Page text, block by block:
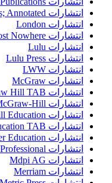
انتشارات Llewellyn Publications; Annotated
انتشارات London
انتشارات Lost Nowhere
انتشارات Lulu
انتشارات Lulu Press
انتشارات LWW
انتشارات McGraw
انتشارات McGraw Hill TAB
انتشارات McGraw-Hill
انتشارات McGraw-Hill Education
انتشارات McGraw-Hill Education TAB
انتشارات McGraw-Hill Higher Education
انتشارات McGraw-Hill Professional
انتشارات Mdpi AG
انتشارات Merriam